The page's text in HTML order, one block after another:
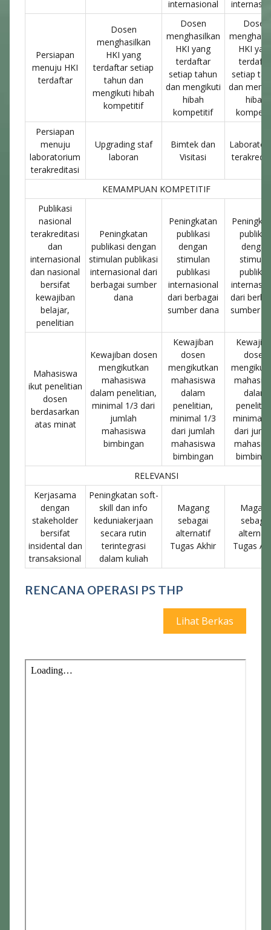
internasional
Persiapan
menuju HKI
terdaftar
Dosen
menghasilkan
HKI yang
terdaftar setiap
tahun dan
mengikuti hibah
kompetitif
Dosen
menghasilkan
HKI yang
terdaftar
setiap tahun
dan mengikuti
hibah
kompetitif
Dosen
HKI
setiap
dan
hibah
Persiapan
menuju
laboratorium
terakreditasi
Upgrading staf
laboran
Bimtek dan
Visitasi
KEMAMPUAN KOMPETITIF
Publikasi
nasional
terakreditasi
dan
internasional
dan nasional
bersifat
kewajiban
belajar,
penelitian
Peningkatan
publikasi dengan
stimulan publikasi
internasional dari
berbagai sumber
dana
Peningkatan
publikasi
dengan
stimulan
publikasi
internasional
dari berbagai
sumber dana
dengan
dari
sumber
Mahasiswa
ikut penelitian
dosen
berdasarkan
atas minat
Kewajiban dosen
mengikutkan
mahasiswa
dalam penelitian,
minimal 1/3 dari
jumlah
mahasiswa
bimbingan
Kewajiban
dosen
mengikutkan
mahasiswa
dalam
penelitian,
minimal 1/3
dari jumlah
mahasiswa
bimbingan
dosen
dalam
minimal
dari
RELEVANSI
Kerjasama
dengan
stakeholder
bersifat
insidental dan
transaksional
Peningkatan soft-
skill dan info
keduniakerjaan
secara rutin
terintegrasi
dalam kuliah
Magang
sebagai
alternatif
Tugas Akhir
sebagai
Tugas
RENCANA OPERASI PS THP
Lihat Berkas